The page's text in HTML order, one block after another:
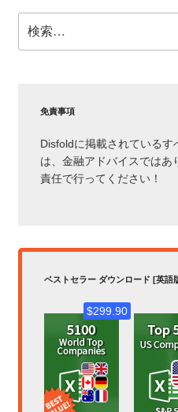
索:
免責事項
Disfoldに掲載されているす
は、金融アドバイスではあ
責任で行ってください！
ベストセラー ダウンロード [英語
$299.90